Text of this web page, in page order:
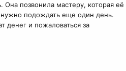
Она позвонила мастеру, которая её
нужно подождать еще один день.
денег и пожаловаться за